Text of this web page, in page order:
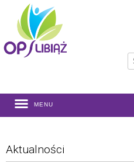
MENU
Aktualności